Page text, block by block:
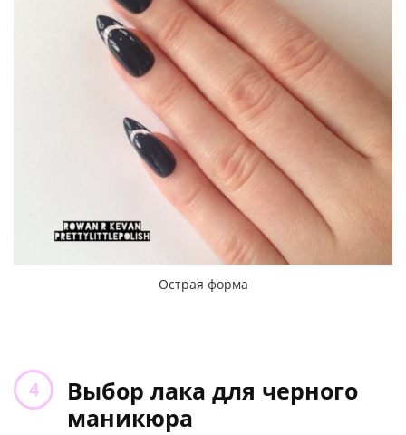
Острая форма
Выбор лака для черного
маникюра